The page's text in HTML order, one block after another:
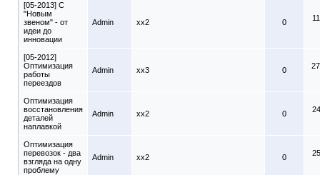
[05-2013] C
"Новым
звеном" - от
идеи до
инновации
Admin xx2 0
[05-2012]
Оптимизация
работы
переездов
Admin xx3 0
Оптимизация
восстановления
деталей
наплавкой
Admin xx2 0
Оптимизация
перевозок - два
взгляда на одну
проблему
Admin xx2 0